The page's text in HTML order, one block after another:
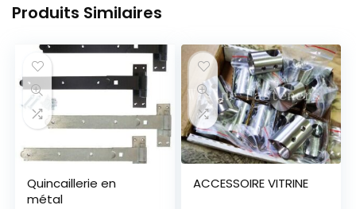
Produits Similaires
Quincaillerie en
métal
ACCESSOIRE VITRINE